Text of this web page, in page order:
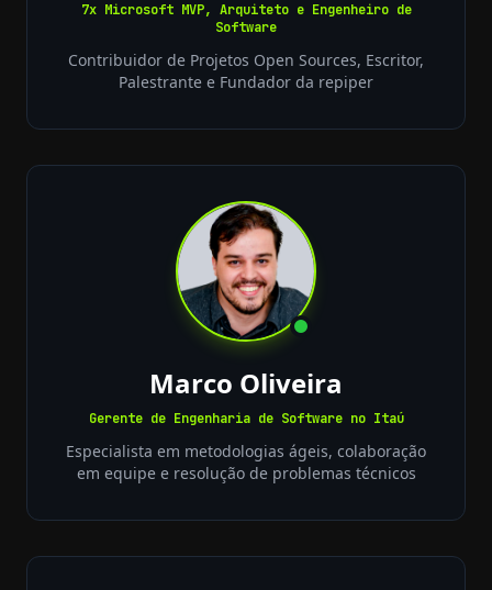
7x Microsoft MVP, Arquiteto e Engenheiro de
Software
Contribuidor de Projetos Open Sources, Escritor,
Palestrante e Fundador da repiper
Marco Oliveira
Gerente de Engenharia de Software no Itaú
Especialista em metodologias ágeis, colaboração
em equipe e resolução de problemas técnicos